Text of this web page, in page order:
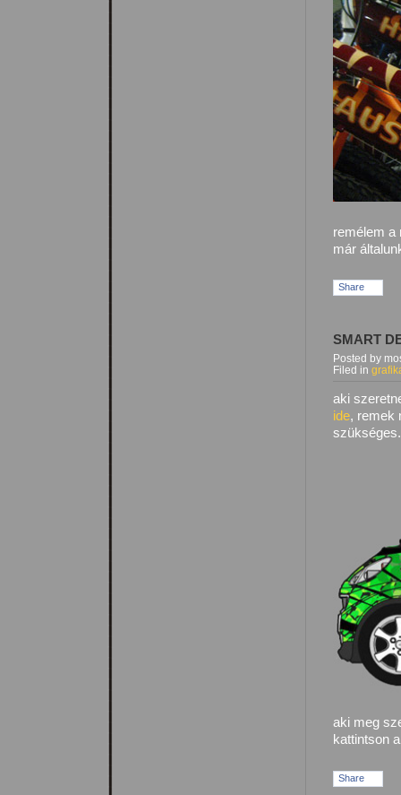
remélem a
már
Share
SMART
Posted by
Filed in
aki
ide, remek
szükséges.
aki meg
kattintson
Share